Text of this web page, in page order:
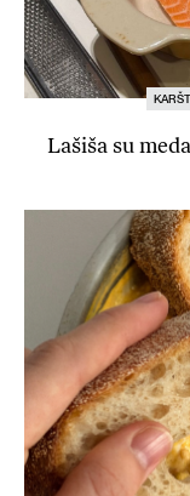
Lašiša su